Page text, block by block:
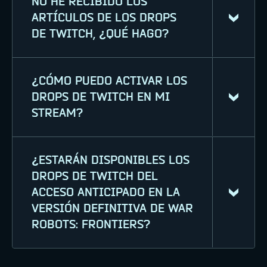
Puedes gestionar todas las cuentas
conectadas en la página de
Conexionesde Twitch.
ARTÍCULOS DE LOS DROPS
DE TWITCH, ¿QUÉ HAGO?
equipo de soporte técnico
¿CÓMO PUEDO ACTIVAR LOS
DROPS DE TWITCH EN MI
STREAM?
Todos los streamers que jueguen a
War Robots: Frontiers puede
participar en las campañas de Drops
de Twitch. Si quieres participar:
¿ESTARÁN DISPONIBLES LOS
DROPS DE TWITCH DEL
ACCESO ANTICIPADO EN LA
VERSIÓN DEFINITIVA DE WAR
ROBOTS: FRONTIERS?